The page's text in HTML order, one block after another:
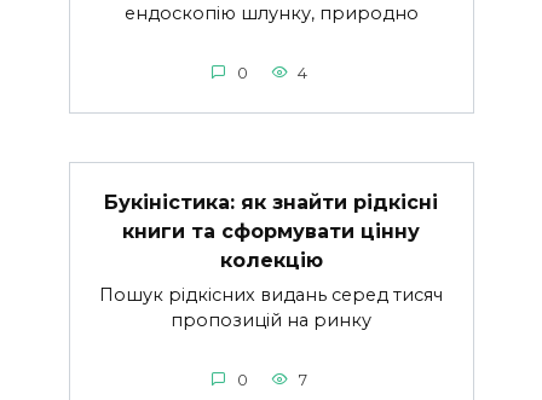
ендоскопію шлунку, природно
0 4
Букіністика: як знайти рідкісні
книги та сформувати цінну
колекцію
Пошук рідкісних видань серед тисяч
пропозицій на ринку
0 7